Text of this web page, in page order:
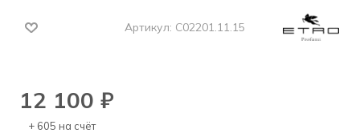
Артикул: C02201.11.15
12 100 ₽
+ 605 на счёт